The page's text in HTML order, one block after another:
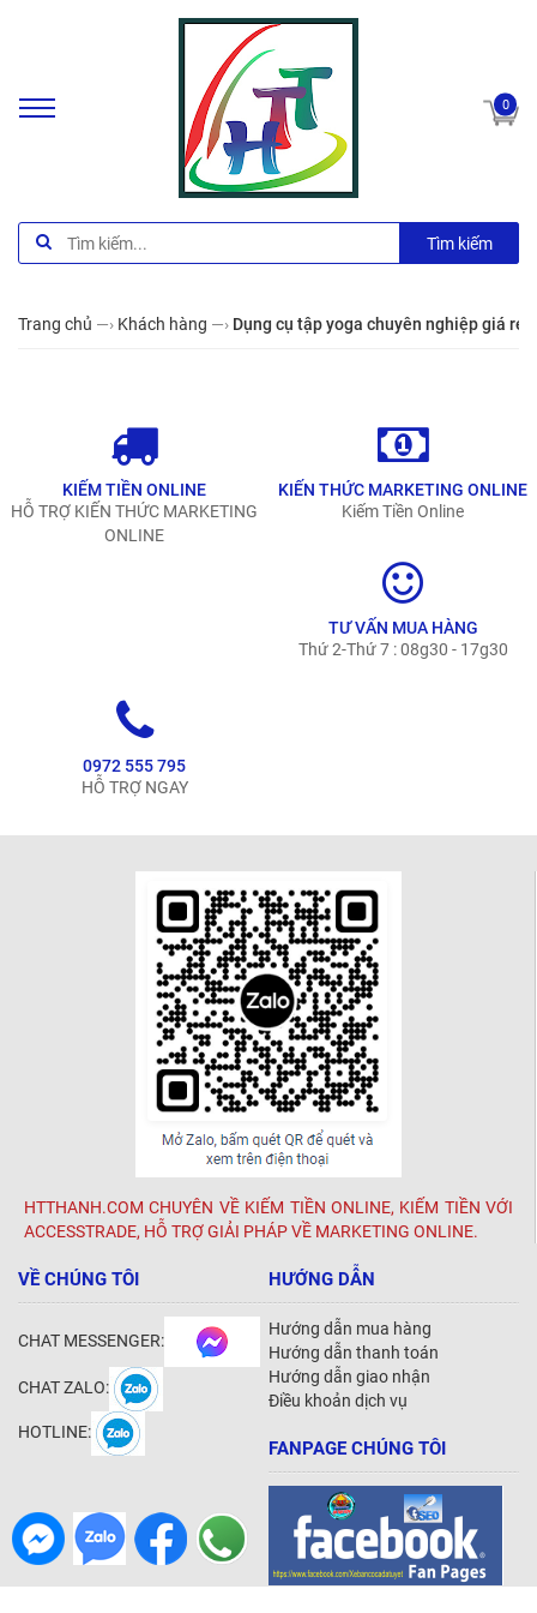
0
Tìm kiếm
Trang chủ —› Khách hàng —› Dụng cụ tập yoga chuyên nghiệp giá rẻ
KIẾM TIỀN ONLINE
HỖ TRỢ KIẾN THỨC MARKETING
ONLINE
KIẾN THỨC MARKETING ONLINE
Kiếm Tiền Online
TƯ VẤN MUA HÀNG
Thứ 2-Thứ 7 : 08g30 - 17g30
0972 555 795
HỖ TRỢ NGAY
HTTHANH.COM CHUYÊN VỀ KIẾM TIỀN ONLINE, KIẾM TIỀN VỚI
ACCESSTRADE, HỖ TRỢ GIẢI PHÁP VỀ MARKETING ONLINE.
VỀ CHÚNG TÔI
CHAT MESSENGER:
CHAT ZALO:
HOTLINE:
HƯỚNG DẪN
Hướng dẫn mua hàng
Hướng dẫn thanh toán
Hướng dẫn giao nhận
Điều khoản dịch vụ
FANPAGE CHÚNG TÔI